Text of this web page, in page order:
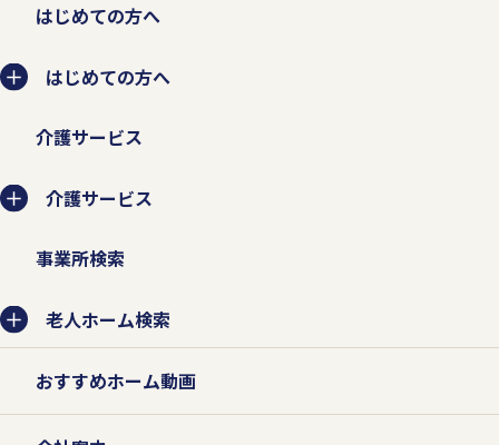
はじめての方へ
はじめての方へ
介護サービス
介護サービス
事業所検索
老人ホーム検索
おすすめホーム動画